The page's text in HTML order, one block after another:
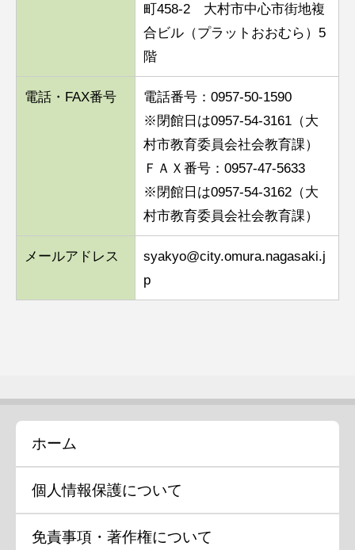
町458-2 大村市中心市街地複
合ビル（プラットおおむら）5
階
電話・FAX番号
電話番号：0957-50-1590
※閉館日は0957-54-3161（大
村市教育委員会社会教育課）
ＦＡＸ番号：0957-47-5633
※閉館日は0957-54-3162（大
村市教育委員会社会教育課）
メールアドレス
syakyo@city.omura.nagasaki.j
p
ホーム
個人情報保護について
免責事項・著作権について